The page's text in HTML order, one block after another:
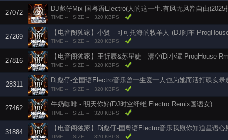
27072
DJ彪仔Mix-国粤语Electro(人的这一生.有风无风皆自由
TIME -- SIZE -- 320 KBPS
27269
【电音阁独家】小贤 - 可可托海的牧羊人 (DJ阿车
TIME -- SIZE -- 320 KBPS
27816
【电音阁独家】王忻辰&苏星婕 - 清空(Dj小谭 ProgHouse
TIME -- SIZE -- 320 KBPS
28311
Dj彪仔-全国语Electro音乐曾一生爱一人也为她而活打碟实录
TIME -- SIZE -- 320 KBPS
27462
牛奶咖啡 - 明天你好(DJ时空纤维 Electro Remix国语女)
TIME -- SIZE -- 320 KBPS
31884
【电音阁独家】Dj彪仔-国粤语Electro音乐我愿你知道星语
TIME -- SIZE -- 320 KBPS